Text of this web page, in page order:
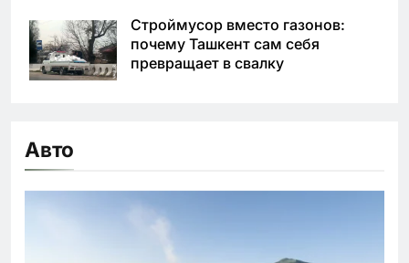
Строймусор вместо газонов:
почему Ташкент сам себя
превращает в свалку
Авто